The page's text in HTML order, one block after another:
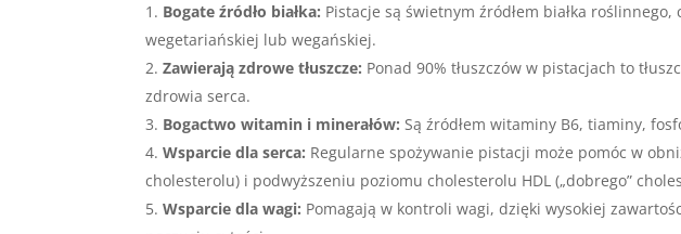
Bogate źródło białka: Pistacje są świetnym źródłem białka
wegetariańskiej lub wegańskiej.
Zawierają zdrowe tłuszcze: Ponad 90% tłuszczów w pistacjach to
zdrowia serca.
Bogactwo witamin i minerałów: Są źródłem witaminy B6, tiaminy,
Wsparcie dla serca: Regularne spożywanie pistacji może pomóc w
cholesterolu) i podwyższeniu poziomu cholesterolu HDL („dobrego”
Wsparcie dla wagi: Pomagają w kontroli wagi, dzięki wysokiej